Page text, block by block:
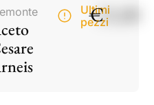
Ultimi
pezzi
€15,00